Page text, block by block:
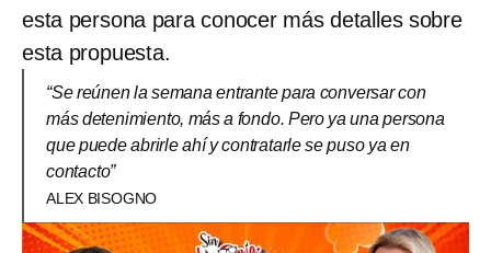
esta persona para conocer más detalles sobre
esta propuesta.
“Se reúnen la semana entrante para conversar con
más detenimiento, más a fondo. Pero ya una persona
que puede abrirle ahí y contratarle se puso ya en
contacto”
ALEX BISOGNO